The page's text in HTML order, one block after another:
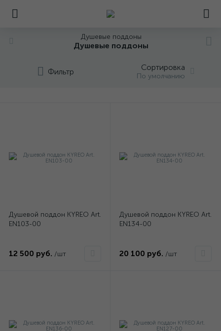
Душевые поддоны
Душевые поддоны
Фильтр Сортировка
По умолчанию
Душевой поддон KYREO Art.
EN103-00
12 500 руб. /шт
Душевой поддон KYREO Art.
EN134-00
20 100 руб. /шт